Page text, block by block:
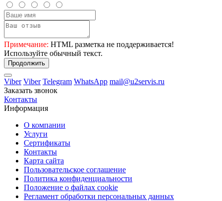
Примечание: HTML разметка не поддерживается!
Используйте обычный текст.
Продолжить
Viber Viber Telegram WhatsApp mail@u2servis.ru
Заказать звонок
Контакты
Информация
О компании
Услуги
Сертификаты
Контакты
Карта сайта
Пользовательское соглашение
Политика конфиденциальности
Положение о файлах cookie
Регламент обработки персональных данных